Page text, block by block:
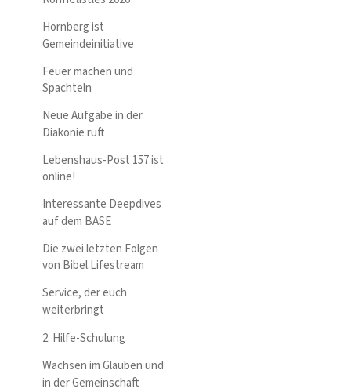
Hornberg ist
Gemeindeinitiative
Feuer machen und
Spachteln
Neue Aufgabe in der
Diakonie ruft
Lebenshaus-Post 157 ist
online!
Interessante Deepdives
auf dem BASE
Die zwei letzten Folgen
von Bibel.Lifestream
Service, der euch
weiterbringt
2. Hilfe-Schulung
Wachsen im Glauben und
in der Gemeinschaft